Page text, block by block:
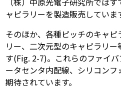
ャピラリーを製造販売していま
そのほか、各種ピッチのキャ
リー、二次元型のキャピラリ
す(Fig. 2-7)。これらのファイ
ータセンタ内配線、シリコン
期待されています。